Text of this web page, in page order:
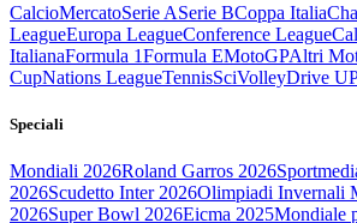
CalcioMercatoSerie ASerie BCoppa Italia
LeagueEuropa LeagueConference League
ItalianaFormula 1Formula EMotoGPAltri
CupNations LeagueTennisSciVolleyDrive
Speciali
Mondiali 2026Roland Garros 2026
2026Scudetto Inter 2026Olimpiadi Invernali
2026Super Bowl 2026Eicma 2025Mondiale